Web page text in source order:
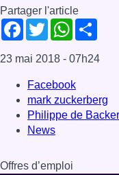
Partager l'article
Facebook
TwitterWhatsApp
23 mai 2018 - 07h24
Facebook
mark zuckerberg
Philippe de Backer
News
Offres d’emploi